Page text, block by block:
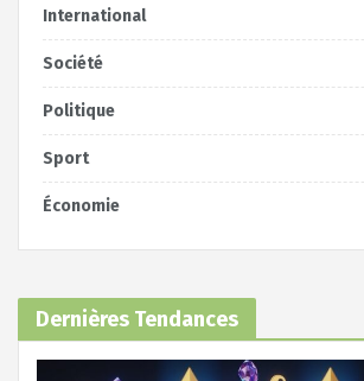
International
Société
Politique
Sport
Économie
Dernières Tendances